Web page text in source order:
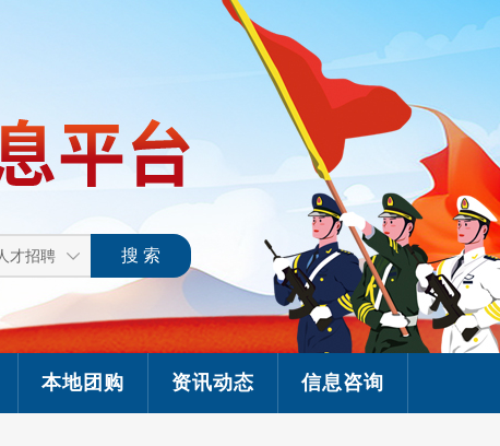
本地团购 资讯动态 信息咨询